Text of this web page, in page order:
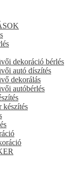
dekoráció bérlés
autó díszítés
dekorálás
autóbérlés
készítés